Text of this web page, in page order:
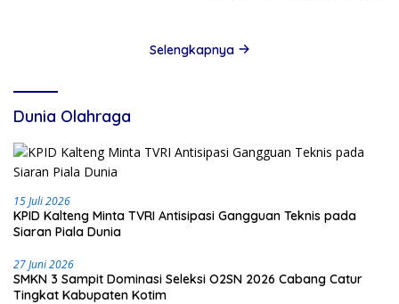
Selengkapnya
Dunia Olahraga
15 Juli 2026
KPID Kalteng Minta TVRI Antisipasi Gangguan Teknis pada
Siaran Piala Dunia
27 Juni 2026
SMKN 3 Sampit Dominasi Seleksi O2SN 2026 Cabang Catur
Tingkat Kabupaten Kotim